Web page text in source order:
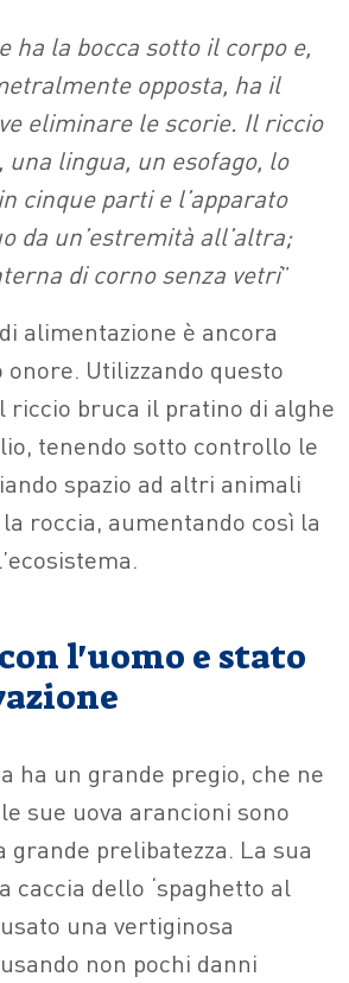
ha la bocca sotto il corpo e,
opposta, ha il
eliminare le scorie. Il riccio
una lingua, un esofago, lo
cinque parti e l’apparato
da un’estremità all’altra;
di corno senza vetri”
alimentazione è ancora
Utilizzando questo
riccio bruca il pratino di alghe
tenendo sotto controllo le
spazio ad altri animali
roccia, aumentando così la
l'uomo e stato
ha un grande pregio, che ne
sue uova arancioni sono
grande prelibatezza. La sua
caccia dello ‘spaghetto al
una vertiginosa
non pochi danni